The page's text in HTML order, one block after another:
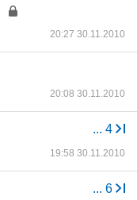
20:27 30.11.2010
20:08 30.11.2010
... 4
19:58 30.11.2010
... 6